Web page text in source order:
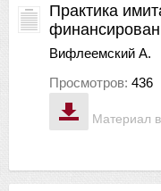
Материал
Практика
Вифлеемский А.
Просмотров: 436